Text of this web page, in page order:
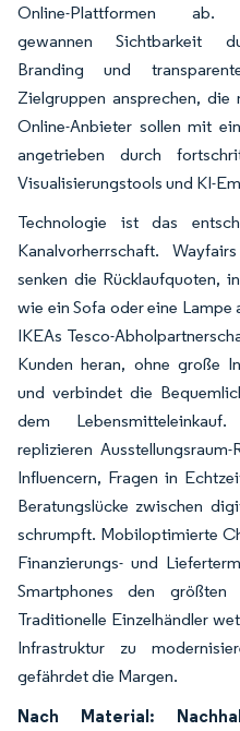
Online-Plattformen ab.
gewannen Sichtbarkeit
Branding und
Zielgruppen ansprechen,
Online-Anbieter sollen mit
angetrieben durch
Visualisierungstools und KI-
Technologie ist das
Kanalvorherrschaft.
senken die Rücklaufquoten,
wie ein Sofa oder eine Lampe
IKEAs Tesco-
Kunden heran, ohne große
und verbindet die
dem Lebensmitteleinkauf.
replizieren
Influencern, Fragen in
Beratungslücke zwischen
schrumpft. Mobiloptimierte
Finanzierungs- und
Smartphones den
Traditionelle Einzelhändler
Infrastruktur zu
gefährdet die Margen.
Nach Material: